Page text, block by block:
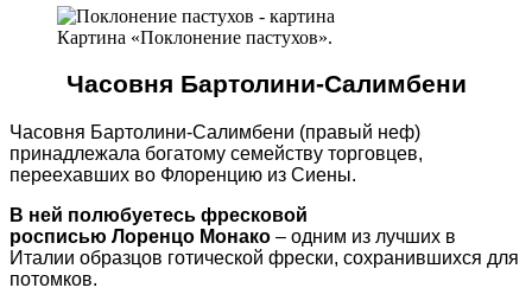
Картина «Поклонение пастухов».
Часовня Бартолини-Салимбени
Часовня Бартолини-Салимбени (правый неф)
принадлежала богатому семейству торговцев,
переехавших во Флоренцию из Сиены.
В ней полюбуетесь фресковой
росписью Лоренцо Монако – одним из лучших в
Италии образцов готической фрески, сохранившихся для
потомков.